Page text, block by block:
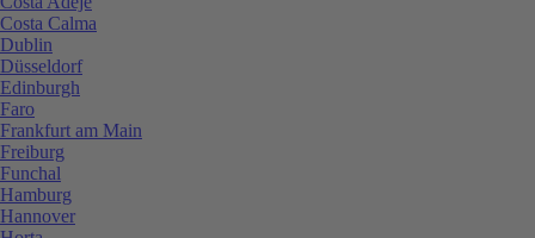
Costa Calma
Dublin
Düsseldorf
Edinburgh
Faro
Frankfurt am Main
Freiburg
Funchal
Hamburg
Hannover